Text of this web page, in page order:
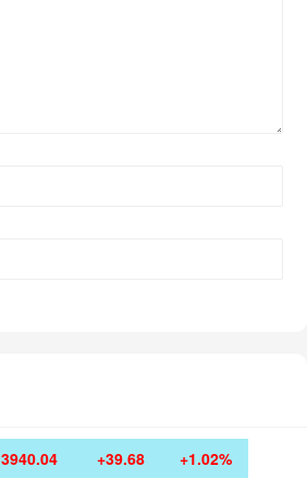
3940.04 +39.68 +1.02%